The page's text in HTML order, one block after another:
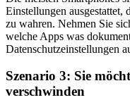
Einstellungen ausgestattet,
zu wahren. Nehmen Sie
welche Apps was
Datenschutzeinstellungen
Szenario 3: Sie
verschwinden